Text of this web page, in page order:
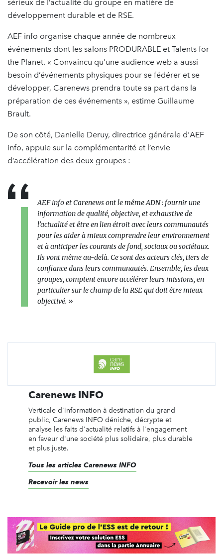
sérieux de l’actualité du groupe en matière de
développement durable et de RSE.
AEF info organise chaque année de nombreux
événements dont les salons PRODURABLE et Talents for
the Planet. « Convaincu qu’une audience web a aussi
besoin d’événements physiques pour se fédérer et se
développer, Carenews prendra toute sa part dans la
préparation de ces événements », estime Guillaume
Brault.
De son côté, Danielle Deruy, directrice générale d'AEF
info, appuie sur la complémentarité et l’envie
d’accélération des deux groupes :
AEF info et Carenews ont le même ADN : fournir une
information de qualité, objective, et exhaustive de
l’actualité et être en lien étroit avec leurs communautés
pour les aider à mieux comprendre leur environnement
et à anticiper les courants de fond, sociaux ou sociétaux.
Ils vont même au-delà. Ce sont des acteurs clés, tiers de
confiance dans leurs communautés. Ensemble, les deux
groupes, comptent encore accélérer leurs missions, en
particulier sur le champ de la RSE qui doit être mieux
objectivé. »
Carenews INFO
Verticale d'information à destination du grand
public, Carenews INFO déniche, décrypte et
analyse les faits d'actualité relatifs à l'engagement
en faveur d'une société plus solidaire, plus durable
et plus juste.
Tous les articles Carenews INFO
Recevoir les news